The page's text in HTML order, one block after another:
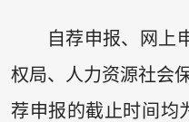
自荐申报、网上
权局、人力资源社会
荐申报的截止时间均